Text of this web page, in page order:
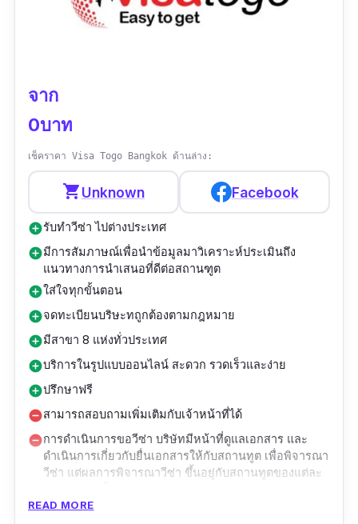
Contact :
เวลาทำการ :
วีซ่า ลูกค้าผ่านทุกคน”
จาก
0บาท
เช็คราคา Visa Togo Bangkok ด้านล่าง:
shopping_cartUnknown Facebook
add_circleรับทําวีซ่า ไปต่างประเทศ
add_circleมีการสัมภาษณ์เพื่อนำข้อมูลมาวิเคราะห์ประเมินถึง
แนวทางการนำเสนอที่ดีต่อสถานฑูต
add_circleใส่ใจทุกขั้นตอน
add_circleจดทะเบียนบริษะทถูกต้องตามกฎหมาย
add_circleมีสาขา 8 แห่งทั่วประเทศ
add_circleบริการในรูปแบบออนไลน์ สะดวก รวดเร็วและง่าย
add_circleปรึกษาฟรี
remove_circleสามารถสอบถามเพิ่มเติมกับเจ้าหน้าที่ได้
remove_circleการดำเนินการขอวีซ่า บริษัทมีหน้าที่ดูแลเอกสาร และ
ดำเนินการเกี่ยวกับยื่นเอกสารให้กับสถานทูต เพื่อพิจารณา
วีซ่า แต่ผลการพิจารณาวีซ่า ขึ้นอยู่กับสถานทูตของแต่ละ
Visa Togo Bangkok บริษัทรับทําวีซ่า ไปต่าง
READ MORE